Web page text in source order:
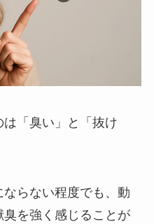
「臭い」と「抜け
らない程度でも、動
を強く感じることが